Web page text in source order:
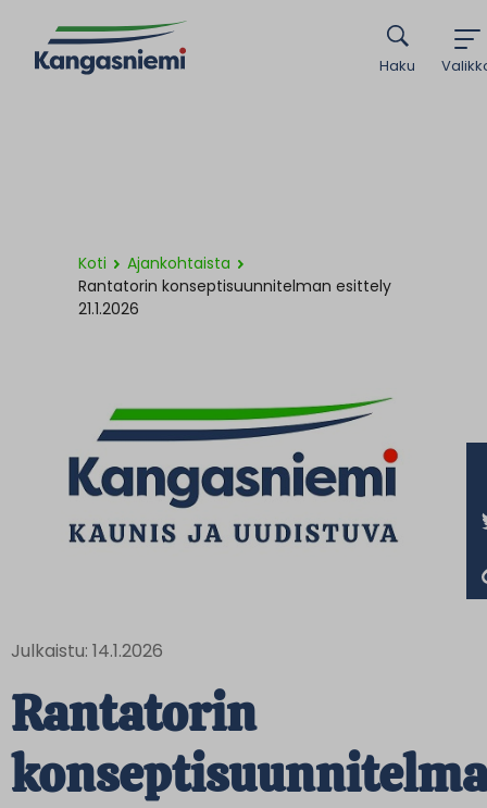
Haku
Koti
Ajankohtaista
Rantatorin konseptisuunnitelman esittely
21.1.2026
Julkaistu: 14.1.2026
Rantatorin